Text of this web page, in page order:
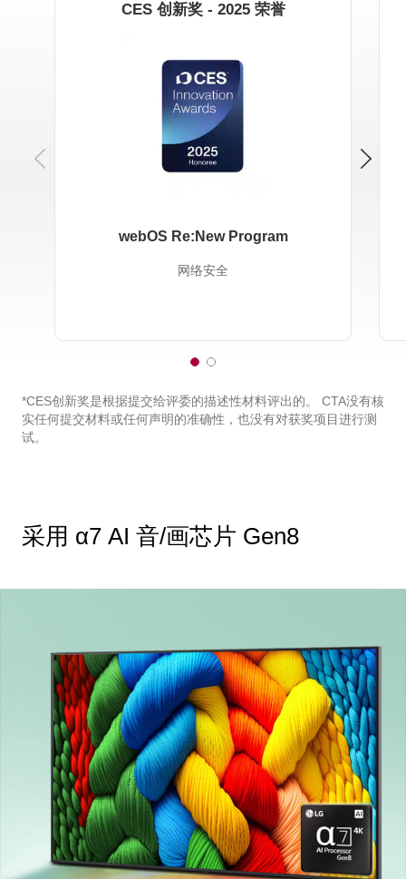
Previous
CES 创新奖 - 2025 荣誉
webOS Re:New Program
网络安全
1
f
2
2
f
2
*CES创新奖是根据提交给评委的描述性材料评出的。 CTA没有核
实任何提交材料或任何声明的准确性，也没有对获奖项目进行测
试。
采用 α7 AI 音/画芯片 Gen8